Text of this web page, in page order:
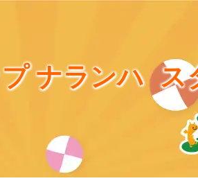
ナランハ ス